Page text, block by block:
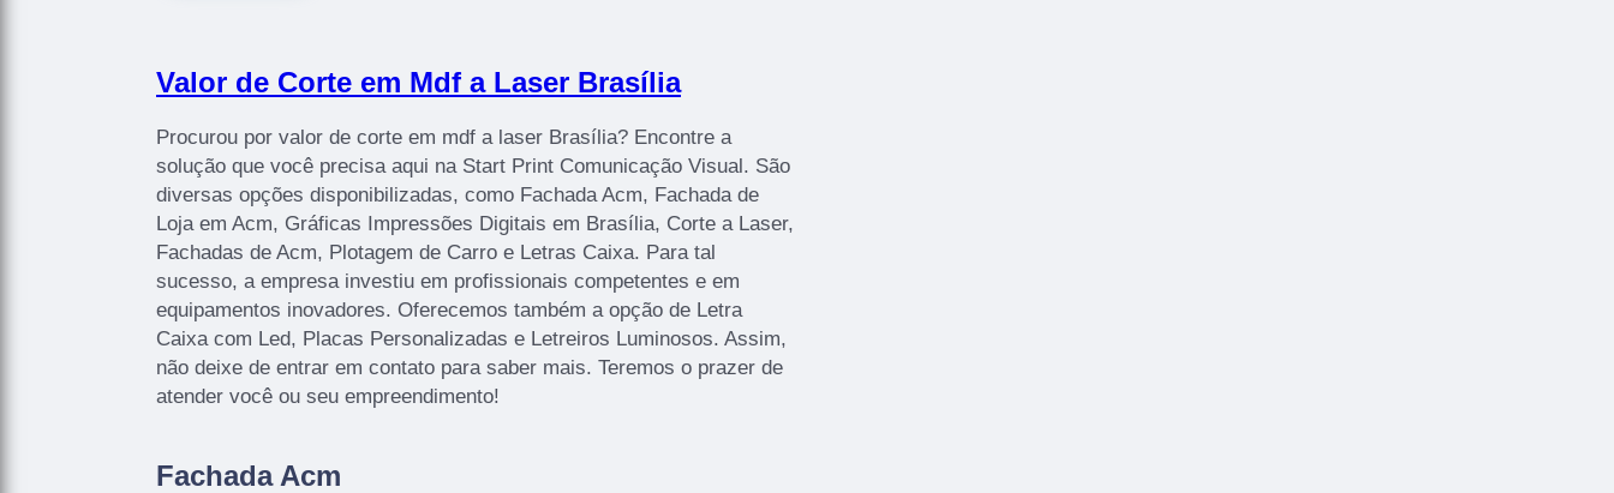
Valor de Corte em Mdf a Laser Brasília
Procurou por valor de corte em mdf a laser Brasília? Encontre a
solução que você precisa aqui na Start Print Comunicação Visual. São
diversas opções disponibilizadas, como Fachada Acm, Fachada de
Loja em Acm, Gráficas Impressões Digitais em Brasília, Corte a Laser,
Fachadas de Acm, Plotagem de Carro e Letras Caixa. Para tal
sucesso, a empresa investiu em profissionais competentes e em
equipamentos inovadores. Oferecemos também a opção de Letra
Caixa com Led, Placas Personalizadas e Letreiros Luminosos. Assim,
não deixe de entrar em contato para saber mais. Teremos o prazer de
atender você ou seu empreendimento!
Fachada Acm